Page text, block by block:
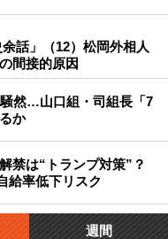
話」（12）松岡外相人
間接的原因
然…山口組・司組長「7
か
禁は“トランプ対策”？
給率低下リスク
週間